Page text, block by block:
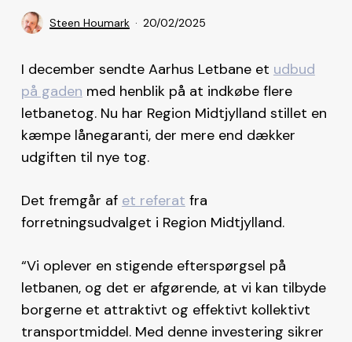
Steen Houmark 20/02/2025
I december sendte Aarhus Letbane et udbud
på gaden med henblik på at indkøbe flere
letbanetog. Nu har Region Midtjylland stillet en
kæmpe lånegaranti, der mere end dækker
udgiften til nye tog.
Det fremgår af et referat fra
forretningsudvalget i Region Midtjylland.
“Vi oplever en stigende efterspørgsel på
letbanen, og det er afgørende, at vi kan tilbyde
borgerne et attraktivt og effektivt kollektivt
transportmiddel. Med denne investering sikrer